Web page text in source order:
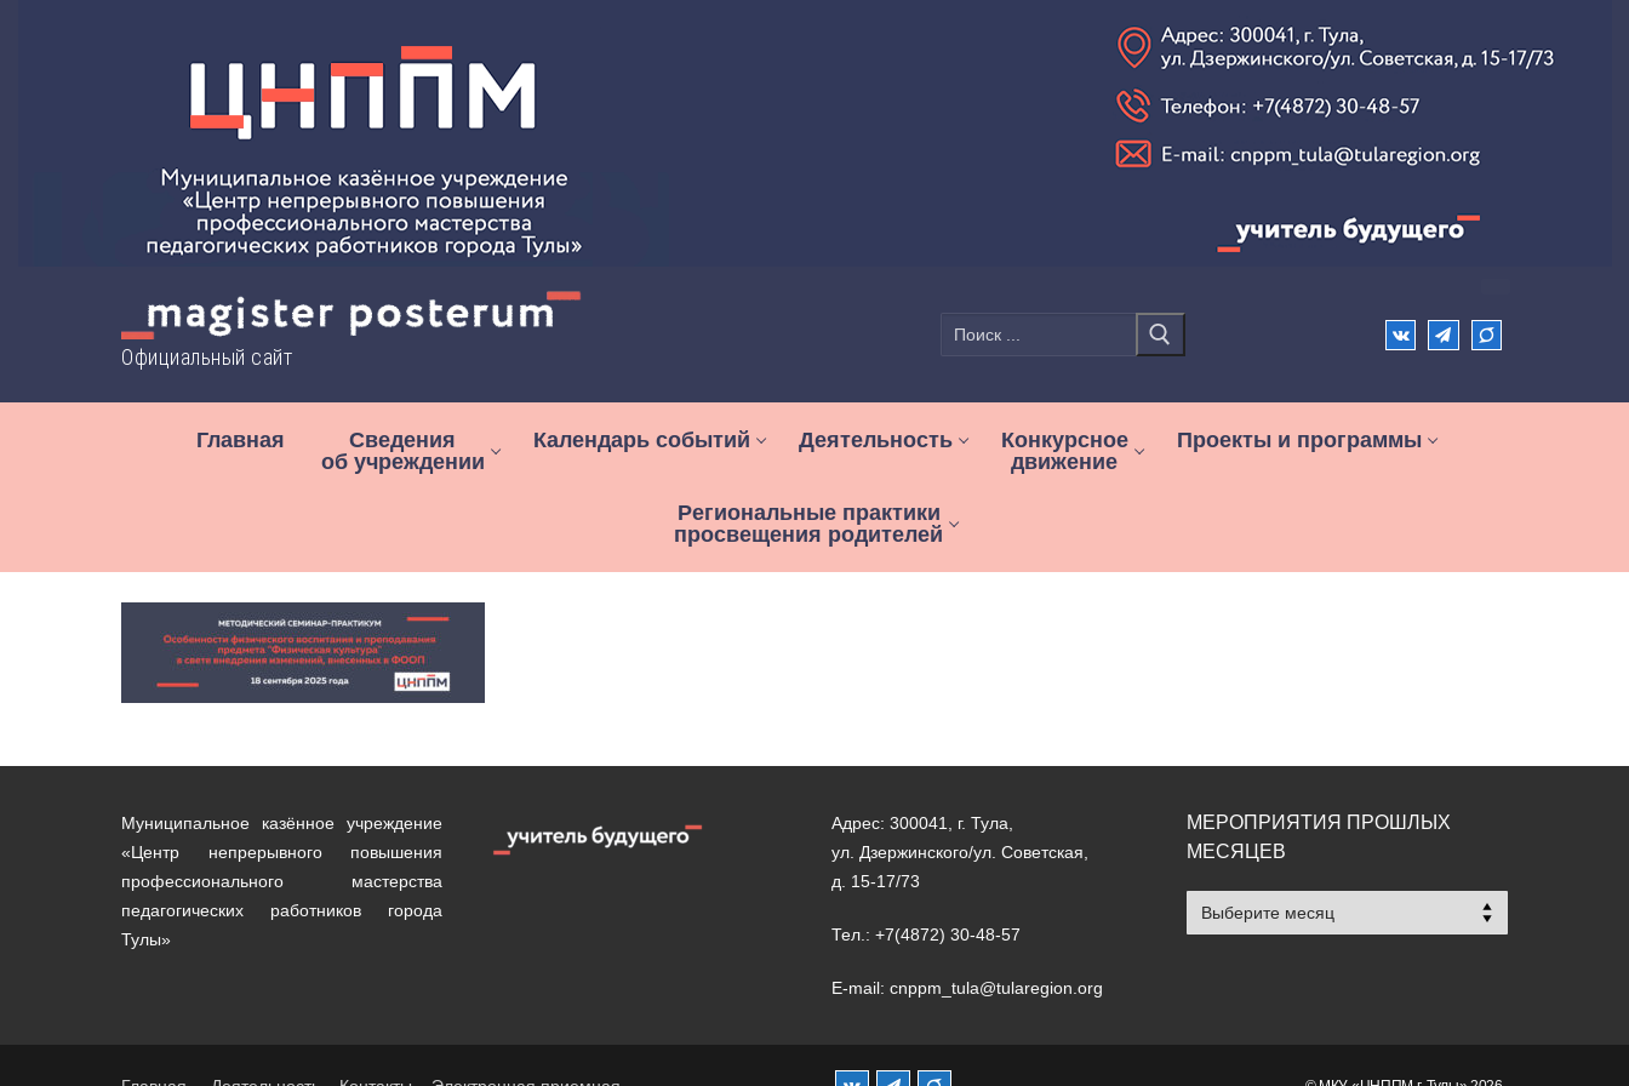
Официальный сайт
Найти:
Главная
Сведения
об учреждении
Календарь событий Деятельность
Конкурсное
движение
Проекты и программы
Региональные практики
просвещения родителей
Муниципальное казённое учреждение
«Центр непрерывного повышения
профессионального мастерства
педагогических работников города
Тулы»
Адрес: 300041, г. Тула,
ул. Дзержинского/ул. Советская,
д. 15-17/73
Тел.: +7(4872) 30-48-57
E-mail: cnppm_tula@tularegion.org
МЕРОПРИЯТИЯ ПРОШЛЫХ
МЕСЯЦЕВ
Мероприятия
прошлых